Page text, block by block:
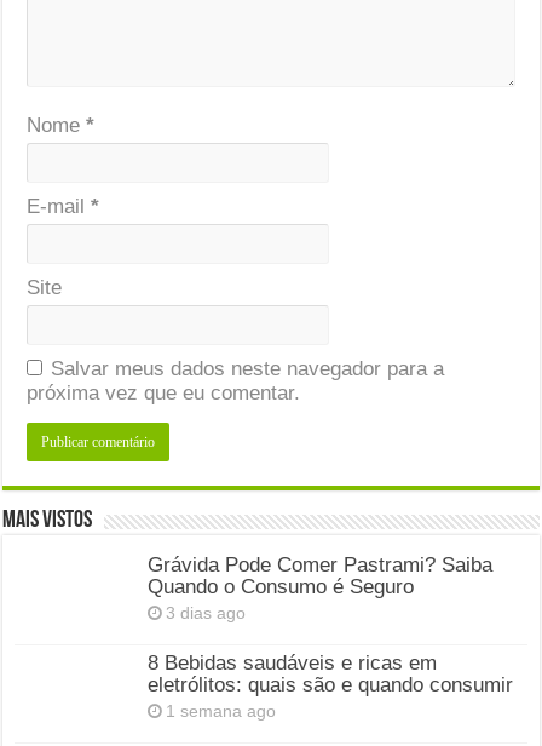
Nome*
E-mail*
Site
Salvar meus dados neste navegador para a
próxima vez que eu comentar.
Mais Vistos
Grávida Pode Comer Pastrami? Saiba
Quando o Consumo é Seguro
3 dias ago
8 Bebidas saudáveis e ricas em
eletrólitos: quais são e quando consumir
1 semana ago